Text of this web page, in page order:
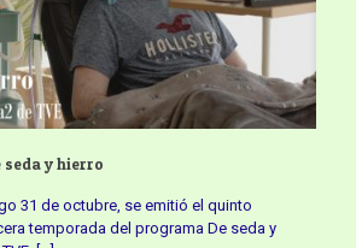
seda y hierro
31 de octubre, se emitió el quinto
temporada del programa De seda y